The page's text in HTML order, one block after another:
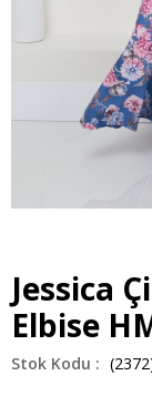
Jessica
Elbise